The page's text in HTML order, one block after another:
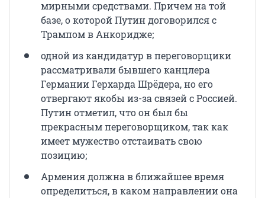
мирными средствами. Причем на той
базе, о которой Путин договорился с
Трампом в Анкоридже;
одной из кандидатур в переговорщики
рассматривали бывшего канцлера
Германии Герхарда Шрёдера, но его
отвергают якобы из-за связей с Россией.
Путин отметил, что он был бы
прекрасным переговорщиком, так как
имеет мужество отстаивать свою
позицию;
Армения должна в ближайшее время
определиться, в каком направлении она